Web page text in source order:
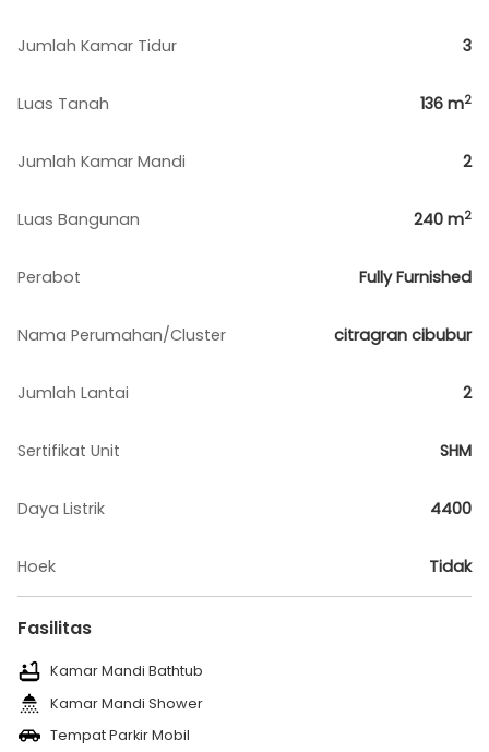
Jumlah Kamar Tidur 3
Luas Tanah 136 m2
Jumlah Kamar Mandi 2
Luas Bangunan 240 m2
Perabot Fully Furnished
Nama Perumahan/Cluster citragran cibubur
Jumlah Lantai 2
Sertifikat Unit SHM
Daya Listrik 4400
Hoek Tidak
Fasilitas
Kamar Mandi Bathtub
Kamar Mandi Shower
Tempat Parkir Mobil